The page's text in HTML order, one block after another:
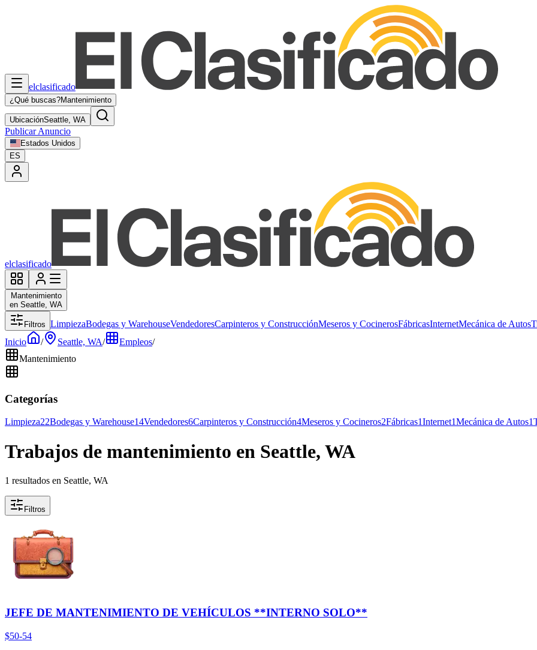
elclasificado
¿Qué buscas?Mantenimiento
UbicaciónSeattle, WA
Publicar Anuncio
Estados Unidos
ES
elclasificado
Mantenimiento
en Seattle, WA
Filtros LimpiezaBodegas y WarehouseVendedoresCarpinteros y ConstrucciónMeseros y CocinerosFábricasInternetMecánica de Autos
Inicio
/ Seattle, WA/ Empleos/
Mantenimiento
Categorías
Limpieza22Bodegas y Warehouse14Vendedores6Carpinteros y Construcción4Meseros y Cocineros2Fábricas1Internet1Mecánica de Autos1
Trabajos de mantenimiento en Seattle, WA
1 resultados en Seattle, WA
Filtros
JEFE DE MANTENIMIENTO DE VEHÍCULOS **INTERNO SOLO**
$50-54